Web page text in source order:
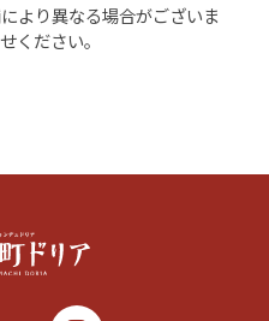
より異なる場合がございま
ください。